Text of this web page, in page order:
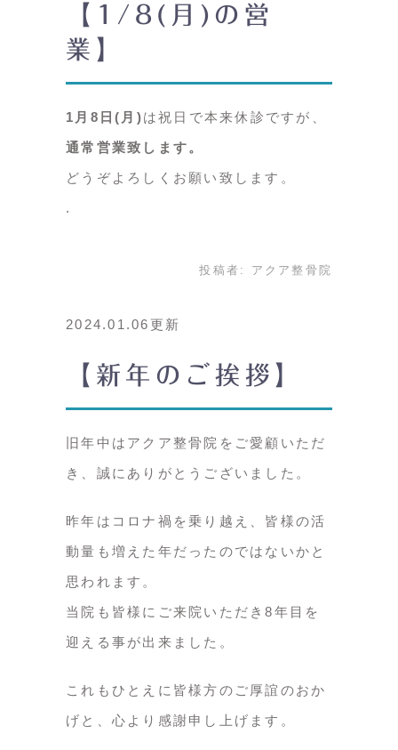
【1/8(月)の営
業】
1月8日(月)は祝日で本来休診ですが、
通常営業致します。
どうぞよろしくお願い致します。
投稿者: アクア整骨院
2024.01.06更新
【新年のご挨拶】
旧年中はアクア整骨院をご愛顧いただ
き、誠にありがとうございました。
昨年はコロナ禍を乗り越え、皆様の活
動量も増えた年だったのではないかと
思われます。
当院も皆様にご来院いただき8年目を
迎える事が出来ました。
これもひとえに皆様方のご厚誼のおか
げと、心より感謝申し上げます。